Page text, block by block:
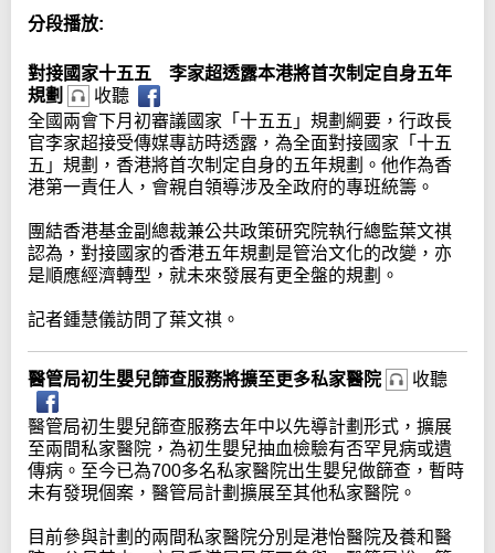
分段播放:
對接國家十五五 李家超透露本港將首次制定自身五年
規劃
收聽
全國兩會下月初審議國家「十五五」規劃綱要，行政長
官李家超接受傳媒專訪時透露，為全面對接國家「十五
五」規劃，香港將首次制定自身的五年規劃。他作為香
港第一責任人，會親自領導涉及全政府的專班統籌。
團結香港基金副總裁兼公共政策研究院執行總監葉文祺
認為，對接國家的香港五年規劃是管治文化的改變，亦
是順應經濟轉型，就未來發展有更全盤的規劃。
記者鍾慧儀訪問了葉文祺。
醫管局初生嬰兒篩查服務將擴至更多私家醫院 收聽
醫管局初生嬰兒篩查服務去年中以先導計劃形式，擴展
至兩間私家醫院，為初生嬰兒抽血檢驗有否罕見病或遺
傳病。至今已為700多名私家醫院出生嬰兒做篩查，暫時
未有發現個案，醫管局計劃擴展至其他私家醫院。
目前參與計劃的兩間私家醫院分別是港怡醫院及養和醫